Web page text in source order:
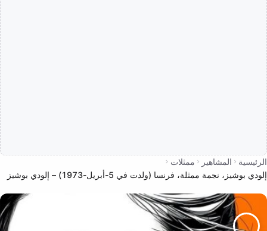
الرئيسية المشاهير
ممثلات
إلودي بوشيز، نجمة ممثلة، فرنسا (ولدت في 5-أبريل-1973) – إلودي بوشيز